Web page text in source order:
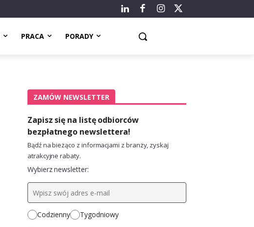
PRACA PORADY
ZAMÓW NEWSLETTER
Zapisz się na listę odbiorców
bezpłatnego newslettera!
Bądź na bieżąco z informacjami z branży, zyskaj
atrakcyjne rabaty.
Wybierz newsletter:
Codzienny
Tygodniowy